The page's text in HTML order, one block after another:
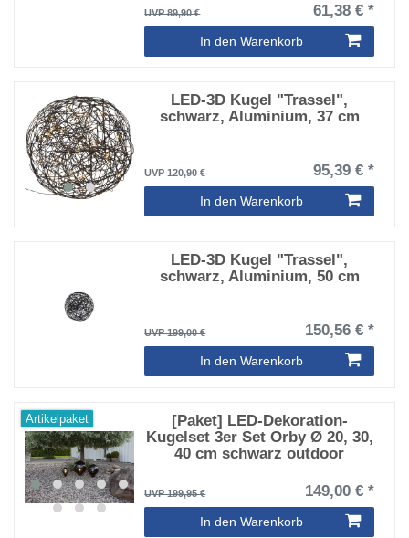
UVP 89,90 € 61,38 € *
In den Warenkorb
LED-3D Kugel "Trassel",
schwarz, Aluminium, 37 cm
UVP 120,90 € 95,39 € *
In den Warenkorb
LED-3D Kugel "Trassel",
schwarz, Aluminium, 50 cm
UVP 199,00 € 150,56 € *
In den Warenkorb
Artikelpaket
[Paket] LED-Dekoration-
Kugelset 3er Set Orby Ø 20, 30,
40 cm schwarz outdoor
UVP 199,95 € 149,00 € *
In den Warenkorb